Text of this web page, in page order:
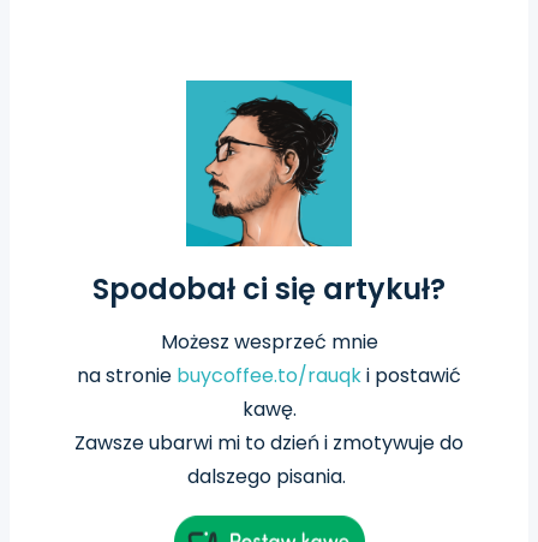
Spodobał ci się artykuł?
Możesz wesprzeć mnie
nastronie buycoffee.to/rauqki postawić
kawę.
Zawsze ubarwi mi to dzień i zmotywuje do
dalszego pisania.